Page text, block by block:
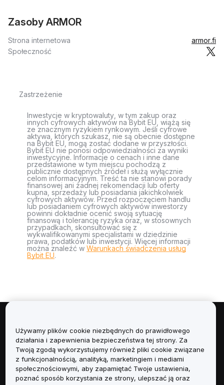
Zasoby ARMOR
Strona internetowa
armor.fi
Społeczność
Zastrzeżenie
Inwestycje w kryptowaluty, w tym zakup oraz
innych cyfrowych aktywów na Bybit EU, wiążą się
ze znacznym ryzykiem rynkowym. Jeśli cyfrowe
aktywa, których szukasz, nie są obecnie dostępne
na Bybit EU, mogą zostać dodane w przyszłości.
Bybit EU nie ponosi odpowiedzialności za wyniki
inwestycyjne. Informacje o cenach i inne dane
przedstawione w tym miejscu pochodzą z
publicznie dostępnych źródeł i służą wyłącznie
celom informacyjnym. Treść ta nie stanowi porady
finansowej ani żadnej rekomendacji lub oferty
kupna, sprzedaży lub posiadania jakichkolwiek
cyfrowych aktywów. Przed rozpoczęciem handlu
lub posiadaniem cyfrowych aktywów inwestorzy
powinni dokładnie ocenić swoją sytuację
finansową i tolerancję ryzyka oraz, w stosownych
przypadkach, skonsultować się z
wykwalifikowanymi specjalistami w dziedzinie
prawa, podatków lub inwestycji. Więcej informacji
można znaleźć w Warunkach świadczenia usług
Bybit EU.
Informacje
Usługi
Obsługa Klienta
Używamy plików cookie niezbędnych do prawidłowego
działania i zapewnienia bezpieczeństwa tej strony. Za
Twoją zgodą wykorzystujemy również pliki cookie związane
z funkcjonalnością, analityką, marketingiem i mediami
społecznościowymi, aby zapamiętać Twoje ustawienia,
poznać sposób korzystania ze strony, ulepszać ją oraz